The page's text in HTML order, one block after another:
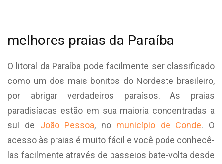
melhores praias da Paraíba
O litoral da Paraíba pode facilmente ser classificado
como um dos mais bonitos do Nordeste brasileiro,
por abrigar verdadeiros paraísos. As praias
paradisíacas estão em sua maioria concentradas a
sul de João Pessoa, no município de Conde. O
acesso às praias é muito fácil e você pode conhecê-
las facilmente através de passeios bate-volta desde